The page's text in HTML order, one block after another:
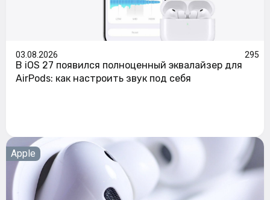
03.08.2026 295
В iOS 27 появился полноценный эквалайзер для
AirPods: как настроить звук под себя
Apple